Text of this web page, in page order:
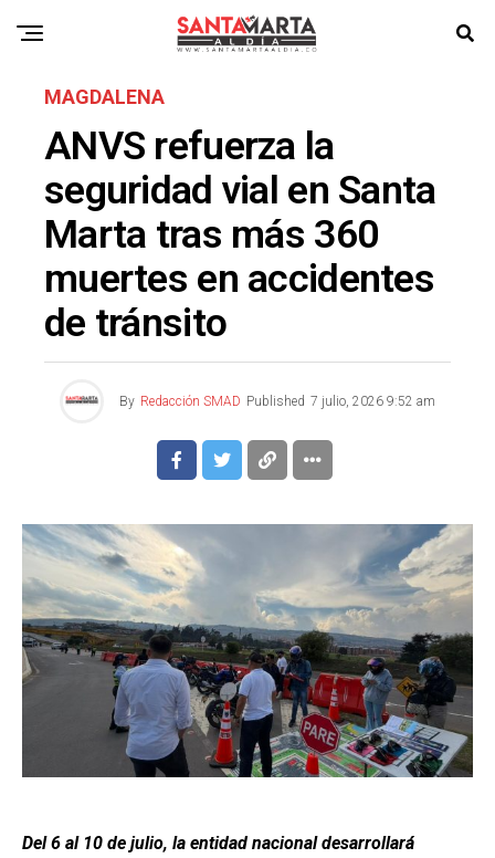
MAGDALENA
ANVS refuerza la
seguridad vial en Santa
Marta tras más 360
muertes en accidentes
de tránsito
By Redacción SMAD Published 7 julio, 2026 9:52 am
Del 6 al 10 de julio, la entidad nacional desarrollará